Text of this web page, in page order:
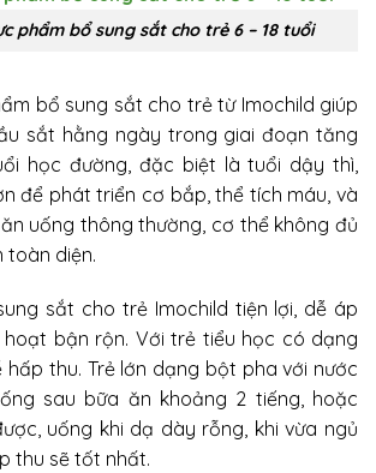
phẩm bổ sung sắt cho trẻ 6 – 18 tuổi
bổ sung sắt cho trẻ từ Imochild giúp
sắt hằng ngày trong giai đoạn tăng
học đường, đặc biệt là tuổi dậy thì,
để phát triển cơ bắp, thể tích máu, và
uống thông thường, cơ thể không đủ
toàn diện.
sắt cho trẻ Imochild tiện lợi, dễ áp
bận rộn. Với trẻ tiểu học có dạng
hấp thu. Trẻ lớn dạng bột pha với nước
sau bữa ăn khoảng 2 tiếng, hoặc
uống khi dạ dày rỗng, khi vừa ngủ
thu sẽ tốt nhất.